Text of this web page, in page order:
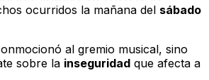
ocurridos la mañana del sábado
al gremio musical, sino
sobre la inseguridad que afecta a